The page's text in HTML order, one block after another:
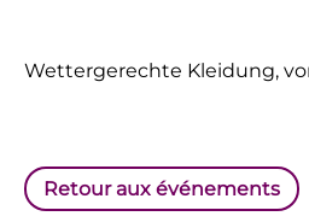
Wettergerechte Kleidung,
Retour aux événements